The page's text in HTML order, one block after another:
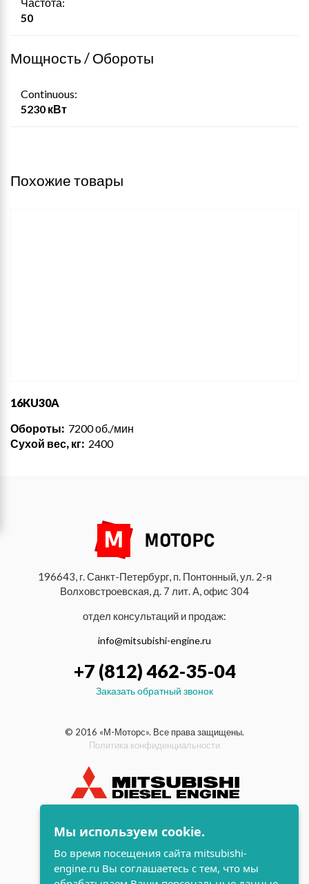
50
Мощность / Обороты
Continuous:
5230 кВт
Похожие товары
16KU30A
Обороты: 7200 об./мин
Сухой вес, кг: 2400
196643, г. Санкт-Петербург, п. Понтонный, ул. 2-я
Волховстроевская, д. 7 лит. А, офис 304
отдел консультаций и продаж:
info@mitsubishi-engine.ru
+7 (812) 462-35-04
Заказать обратный звонок
© 2016 «М-Моторс». Все права защищены.
Политика конфиденциальности
дизельные двигатели Mitsubishi
поддержка и
разработка сайта
Мы используем cookie.
Во время посещения сайта mitsubishi-
engine.ru Вы соглашаетесь с тем, что мы